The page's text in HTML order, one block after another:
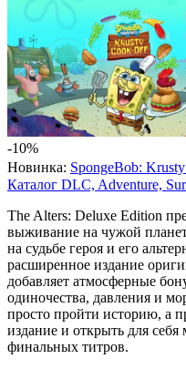
-10%
Новинка: SpongeBob:
Каталог DLC, Adventure,
The Alters: Deluxe Edition
выживание на чужой
на судьбе героя и его
расширенное издание
добавляет атмосферные
одиночества, давления и
просто пройти историю, а
издание и открыть для
финальных титров.